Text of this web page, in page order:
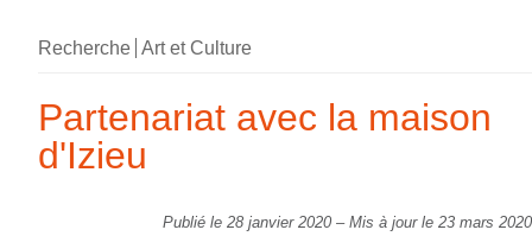
Recherche Art et Culture
Partenariat avec la maison
d'Izieu
Publié le 28 janvier 2020 – Mis à jour le 23 mars 2020